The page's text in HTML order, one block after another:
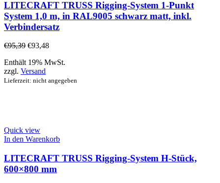
LITECRAFT TRUSS Rigging-System 1-Punkt
System 1,0 m, in RAL9005 schwarz matt, inkl.
Verbindersatz
€95,39 €93,48
Enthält 19% MwSt.
zzgl. Versand
Lieferzeit: nicht angegeben
Quick view
In den Warenkorb
LITECRAFT TRUSS Rigging-System H-Stück,
600×800 mm